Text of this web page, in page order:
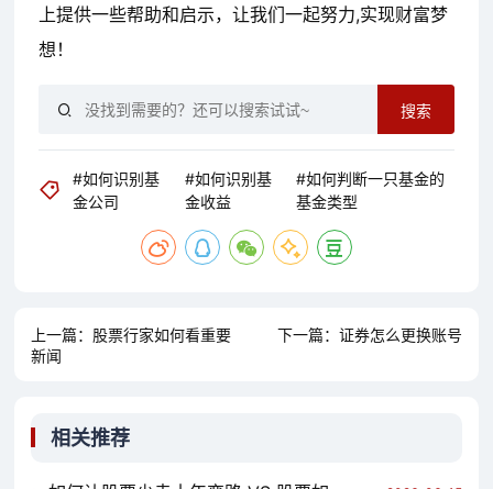
上提供一些帮助和启示，让我们一起努力,实现财富梦
想！
搜索
#如何识别基
金公司
#如何识别基
金收益
#如何判断一只基金的
基金类型
上一篇： 股票行家如何看重要
新闻
下一篇：证券怎么更换账号
相关推荐